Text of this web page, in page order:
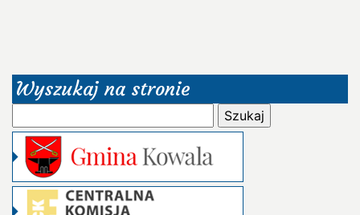
Wyszukaj na stronie